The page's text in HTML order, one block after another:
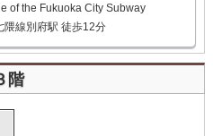
of the Fukuoka City Subway
隈線別府駅 徒歩12分
階